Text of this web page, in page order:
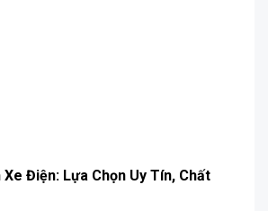
Điện: Lựa Chọn Uy Tín, Chất